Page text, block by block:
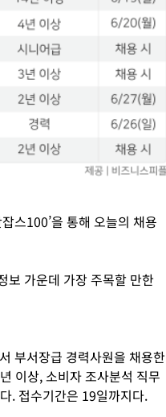
스100’을 통해 오늘의 채용
가운데 가장 주목할 만한
부서장급 경력사원을 채용한
이상, 소비자 조사분석 직무
. 접수기간은 19일까지다.